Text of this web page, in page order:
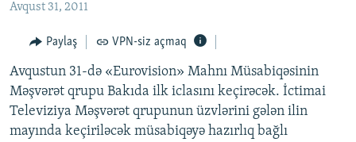
FƏRQƏ BAX
QANUNI DOĞRU
ARAŞDIRMA
MULTIMEDIA
VIDEO
RADIO ARXIV
Avqust 31, 2011
Paylaş VPN-siz açmaq
Avqustun 31-də «Eurovision» Mahnı Müsabiqəsinin
Məşvərət qrupu Bakıda ilk iclasını keçirəcək. İctimai
Televiziya Məşvərət qrupunun üzvlərini gələn ilin
mayında keçiriləcək müsabiqəyə hazırlıq bağlı